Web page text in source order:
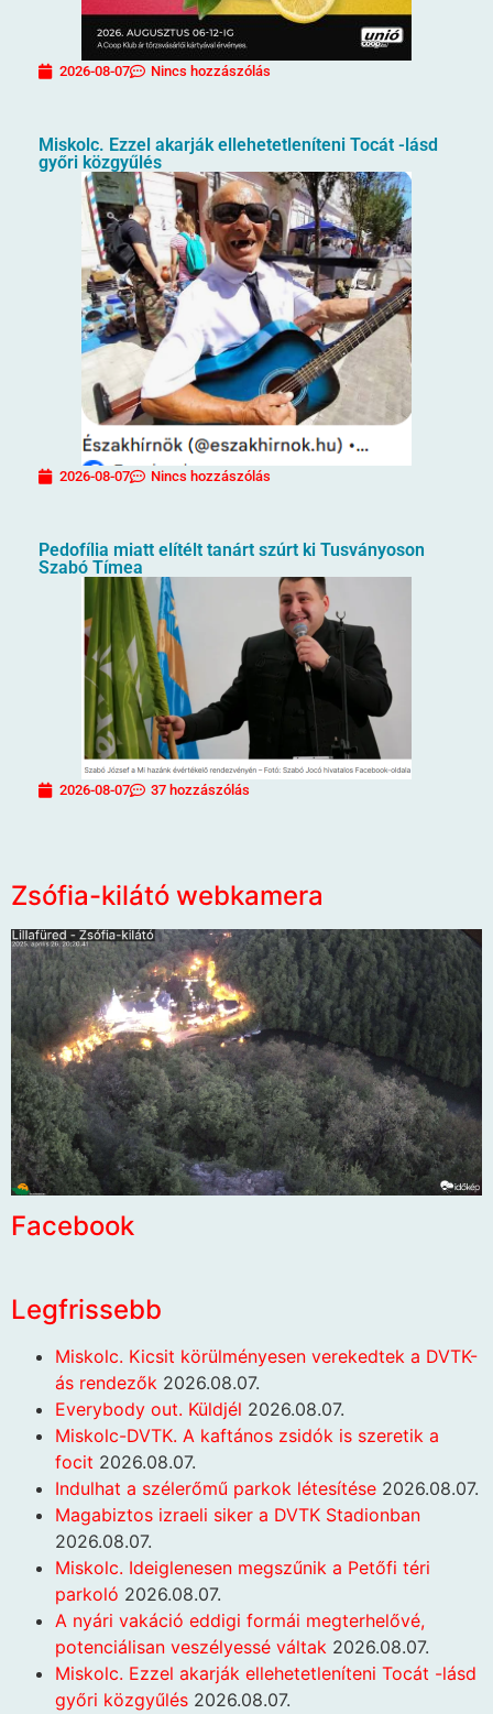
2026-08-07 Nincs hozzászólás
Miskolc. Ezzel akarják ellehetetleníteni Tocát -lásd
győri közgyűlés
2026-08-07 Nincs hozzászólás
Pedofília miatt elítélt tanárt szúrt ki Tusványoson
Szabó Tímea
2026-08-07 37 hozzászólás
Zsófia-kilátó webkamera
Facebook
Legfrissebb
Miskolc. Kicsit körülményesen verekedtek a DVTK-
ás rendezők 2026.08.07.
Everybody out. Küldjél 2026.08.07.
Miskolc-DVTK. A kaftános zsidók is szeretik a
focit 2026.08.07.
Indulhat a szélerőmű parkok létesítése 2026.08.07.
Magabiztos izraeli siker a DVTK Stadionban
2026.08.07.
Miskolc. Ideiglenesen megszűnik a Petőfi téri
parkoló 2026.08.07.
A nyári vakáció eddigi formái megterhelővé,
potenciálisan veszélyessé váltak 2026.08.07.
Miskolc. Ezzel akarják ellehetetleníteni Tocát -lásd
győri közgyűlés 2026.08.07.